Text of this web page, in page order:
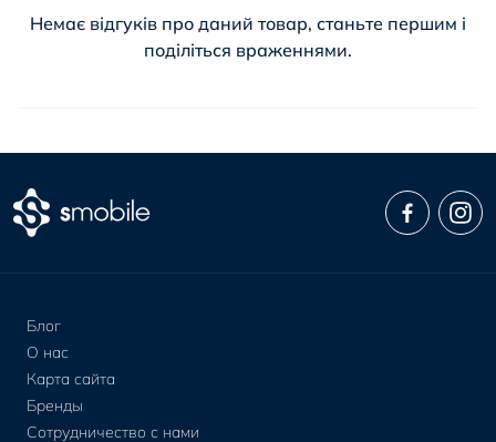
Немає відгуків про даний товар, станьте першим і
поділіться враженнями.
Блог
О нас
Карта сайта
Бренды
Сотрудничество с нами